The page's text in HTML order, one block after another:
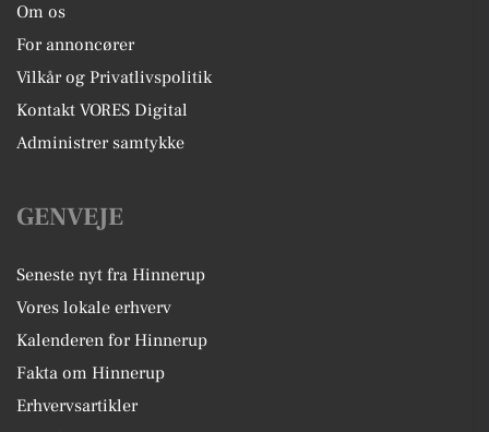
Om os
For annoncører
Vilkår og Privatlivspolitik
Kontakt VORES Digital
Administrer samtykke
GENVEJE
Seneste nyt fra Hinnerup
Vores lokale erhverv
Kalenderen for Hinnerup
Fakta om Hinnerup
Erhvervsartikler